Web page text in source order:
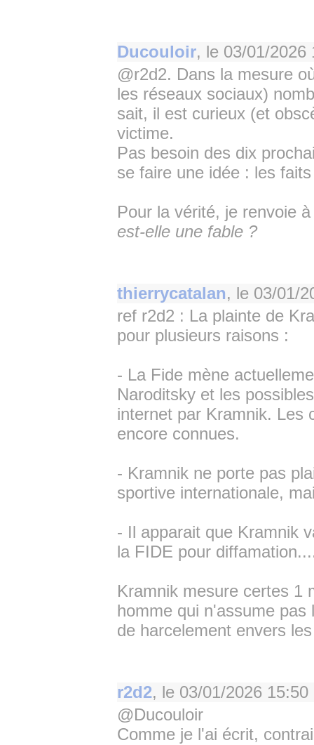
Ducouloir, le 03/01/2026
@r2d2. Dans la mesure
les réseaux sociaux)
sait, il est curieux (et
victime.
Pas besoin des dix
se faire une idée : les
Pour la vérité, je renvoie
est-elle une fable ?
thierrycatalan, le 03/01/
ref r2d2 : La plainte de
pour plusieurs raisons :
- La Fide mène
Naroditsky et les
internet par Kramnik. Les
encore connues.
- Kramnik ne porte pas
sportive internationale,
- Il apparait que Kramnik
la FIDE pour
Kramnik mesure certes 1
homme qui n'assume
de harcelement envers
r2d2, le 03/01/2026 15:50
@Ducouloir
Comme je l'ai écrit,